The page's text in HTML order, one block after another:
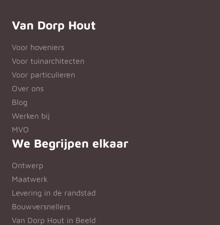
Van Dorp Hout
Voor hoveniers
Voor tuinarchitecten
Voor particulieren
Over ons
Blog
Werken bij
MVO
We Begrijpen elkaar
Ontwerp
Maatwerk
Levering in de randstad
Bouwversnellers
Van Dorp Hout in Beeld